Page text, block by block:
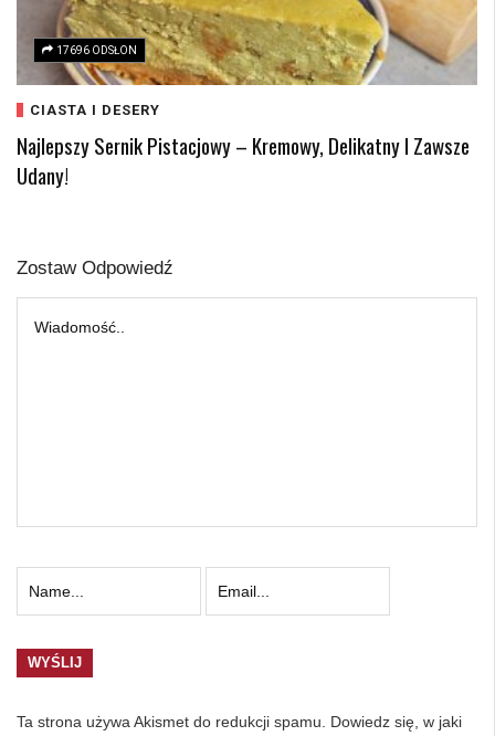
17696 ODSŁON
CIASTA I DESERY
Najlepszy Sernik Pistacjowy – Kremowy, Delikatny I Zawsze
Udany!
Zostaw Odpowiedź
Ta strona używa Akismet do redukcji spamu. Dowiedz się, w jaki